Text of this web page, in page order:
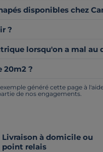
disponibles chez
?
lorsqu'on a mal au
20m2 ?
généré cette page à
de nos engagements.
Livraison à domicile ou
point relais